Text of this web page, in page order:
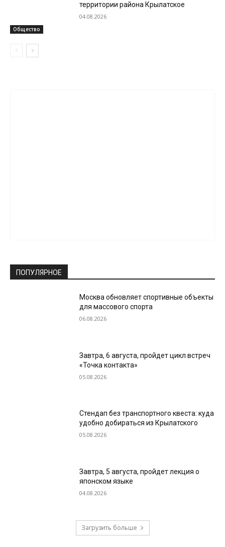
Общество
территории района Крылатское
04.08.2026
ПОПУЛЯРНОЕ
Москва обновляет спортивные объекты
для массового спорта
06.08.2026
Завтра, 6 августа, пройдет цикл встреч
«Точка контакта»
05.08.2026
Стендап без транспортного квеста: куда
удобно добираться из Крылатского
05.08.2026
Завтра, 5 августа, пройдет лекция о
японском языке
04.08.2026
Загрузить больше